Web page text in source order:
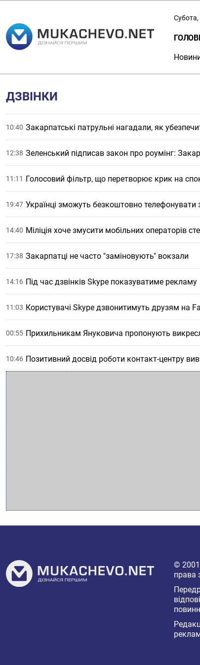
ДЗВІНКИ
10:40 Закарпатські патрульні нагадали, як
12:38 Зеленський підписав закон про роумінг:
11:11 Голосовий фільтр, що перетворює крик на
19:47 Українці зможуть безкоштовно телефонувати
14:40 Міліція хоче змусити мобільних операторів
17:38 Закарпатці не часто "заміновують" вокзали
14:16 Під час дзвінків Skype показуватиме рекламу
11:03 Користувачі Skype дзвонитимуть друзям на
00:55 Прихильникам Януковича пропонують
10:46 Позитивний досвід роботи контакт-центру
©
права